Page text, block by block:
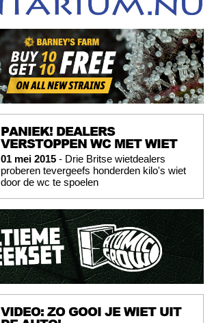
PANIEK! DEALERS
VERSTOPPEN WC MET WIET
01 mei 2015 - Drie Britse wietdealers
proberen tevergeefs honderden kilo's wiet
door de wc te spoelen
VIDEO: ZO GOOI JE WIET UIT